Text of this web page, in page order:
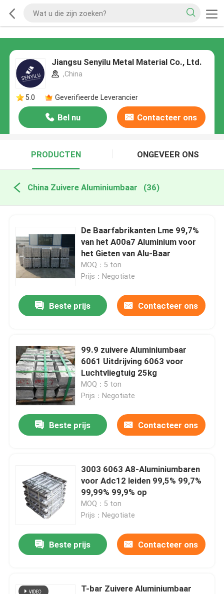
Jiangsu Senyilu Metal Material Co., Ltd.
,China
5.0 Geverifieerde Leverancier
Bel nu Contacteer ons
PRODUCTEN ONGEVEER ONS
China Zuivere Aluminiumbaar (36)
De Baarfabrikanten Lme 99,7%
van het A00a7 Aluminium voor
het Gieten van Alu-Baar
MOQ：5 ton
Prijs：Negotiate
Beste prijs Contacteer ons
99.9 zuivere Aluminiumbaar
6061 Uitdrijving 6063 voor
Luchtvliegtuig 25kg
MOQ：5 ton
Prijs：Negotiate
Beste prijs Contacteer ons
3003 6063 A8-Aluminiumbaren
voor Adc12 leiden 99,5% 99,7%
99,99% 99,9% op
MOQ：5 ton
Prijs：Negotiate
Beste prijs Contacteer ons
T-bar Zuivere Aluminiumbaar